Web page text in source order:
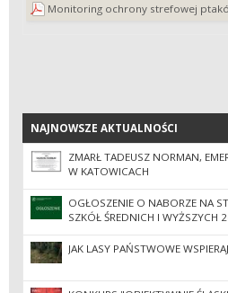
Monitoring ochrony strefowej
NAJNOWSZE AKTUALNOŚCI
NAJNOWSZE AKTUALNOŚCI
ZMARŁ TADEUSZ NORMAN,
W KATOWICACH
OGŁOSZENIE O NABORZE NA
SZKÓŁ ŚREDNICH I WYŻSZYCH
JAK LASY PAŃSTWOWE